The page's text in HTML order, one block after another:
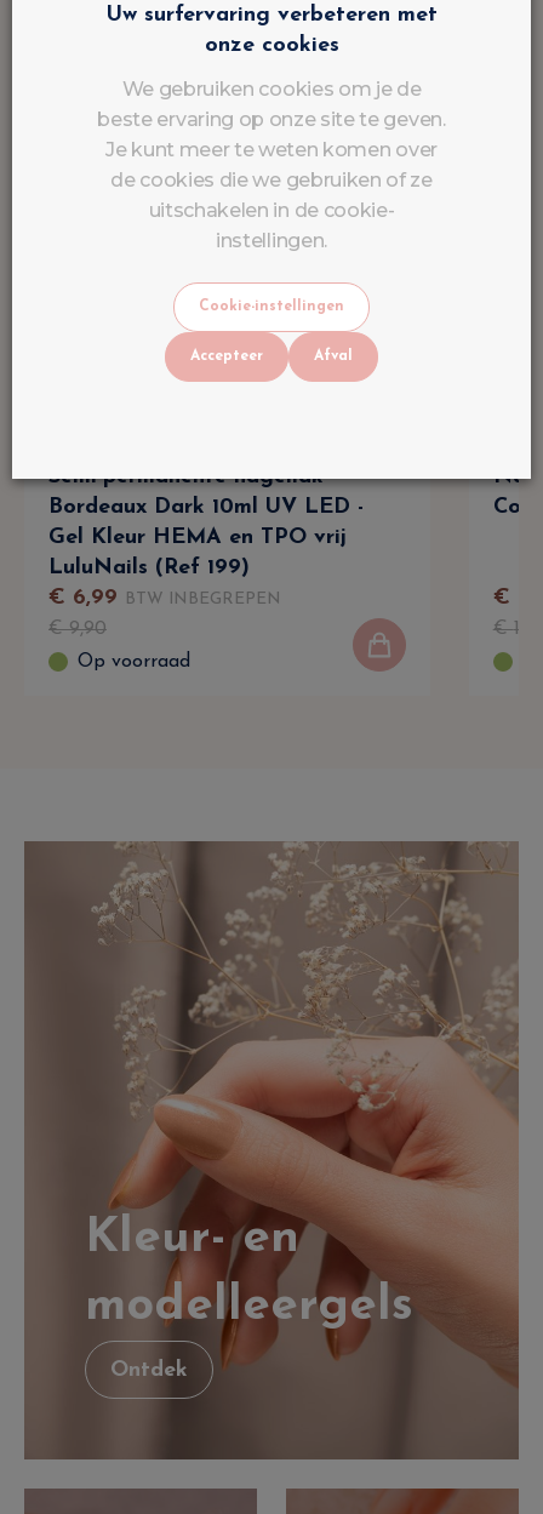
Semi-permanente nagellak
Bordeaux Dark 10ml UV LED -
Gel Kleur HEMA en TPO vrij
LuluNails (Ref 199)
€ 6,99 BTW INBEGREPEN
€9,90
Op voorraad
Nail
€
€12
Kleur- en
modelleergels
Ontdek
Uw surfervaring verbeteren met
onze cookies
We gebruiken cookies om je de
beste ervaring op onze site te geven.
Je kunt meer te weten komen over
de cookies die we gebruiken of ze
uitschakelen in de cookie-
instellingen.
Cookie-instellingen
Accepteer Afval